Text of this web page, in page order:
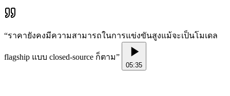
“ราคายังคงมีความสามารถในการแข่งขันสูงแม้จะเป็นโมเดล
flagship แบบ closed-source ก็ตาม”
05:35